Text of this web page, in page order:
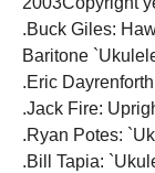
.Buck Giles:
Baritone
.Eric
.Jack Fire:
.Ryan Potes:
.Bill Tapia: